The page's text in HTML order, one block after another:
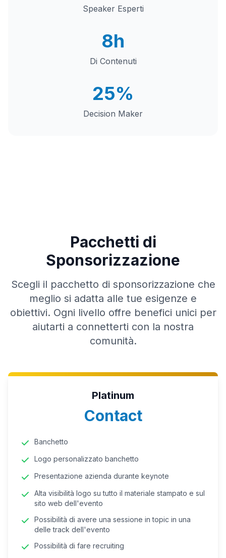
Speaker Esperti
8h
Di Contenuti
25%
Decision Maker
Pacchetti di
Sponsorizzazione
Scegli il pacchetto di sponsorizzazione che
meglio si adatta alle tue esigenze e
obiettivi. Ogni livello offre benefici unici per
aiutarti a connetterti con la nostra
comunità.
Platinum
Contact
Banchetto
Logo personalizzato banchetto
Presentazione azienda durante keynote
Alta visibilità logo su tutto il materiale stampato e sul
sito web dell'evento
Possibilità di avere una sessione in topic in una
delle track dell'evento
Possibilità di fare recruiting